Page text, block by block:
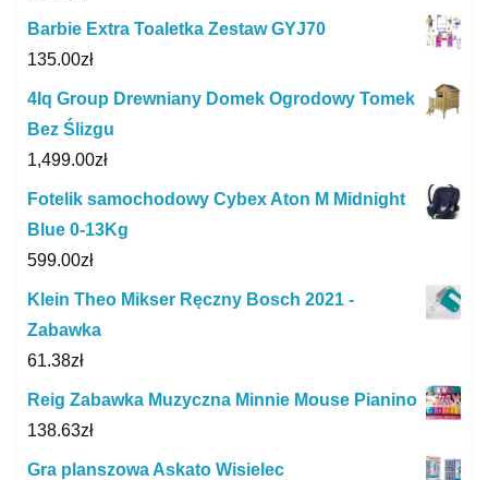
Barbie Extra Toaletka Zestaw GYJ70
135.00zł
4Iq Group Drewniany Domek Ogrodowy Tomek
Bez Ślizgu
1,499.00zł
Fotelik samochodowy Cybex Aton M Midnight
Blue 0-13Kg
599.00zł
Klein Theo Mikser Ręczny Bosch 2021 -
Zabawka
61.38zł
Reig Zabawka Muzyczna Minnie Mouse Pianino
138.63zł
Gra planszowa Askato Wisielec